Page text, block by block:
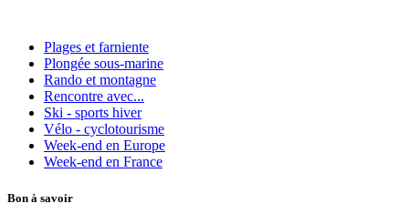
Plages et farniente
Plongée sous-marine
Rando et montagne
Rencontre avec...
Ski - sports hiver
Vélo - cyclotourisme
Week-end en Europe
Week-end en France
Bon à savoir